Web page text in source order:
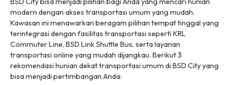
modern dengan akses transportasi umum yang mudah.
Kawasan ini menawarkan beragam pilihan tempat tinggal yang
terintegrasi dengan fasilitas transportasi seperti KRL
Commuter Line, BSD Link Shuttle Bus, serta layanan
transportasi online yang mudah dijangkau. Berikut 3
rekomendasi hunian dekat transportasi umum di BSD City yang
bisa menjadi pertimbangan Anda: